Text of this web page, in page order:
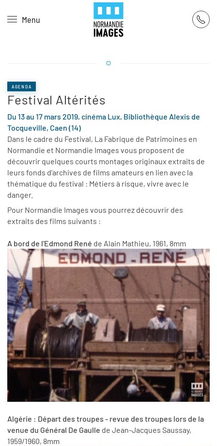
Skip to main content
Menu
AGENDA
Festival Altérités
Du 13 au 17 mars 2019, cinéma Lux, Bibliothèque Alexis de
Tocqueville, Caen (14)
Dans le cadre du Festival, La Fabrique de Patrimoines en
Normandie et Normandie Images vous proposent de
découvrir quelques courts montages originaux extraits de
leurs fonds d'archives de films amateurs en lien avec la
thématique du festival : Métiers à risque, vivre avec le
danger.
Pour Normandie Images vous pourrez découvrir des
extraits des films suivants :
A bord de l'Edmond René de Alain Mathieu, 1961, 8mm
Algérie : Départ des troupes - revue des troupes lors de la
venue du Général De Gaulle de Jean-Jacques Saussay,
1959/1960, 8mm
Panneau de gestion des cookies